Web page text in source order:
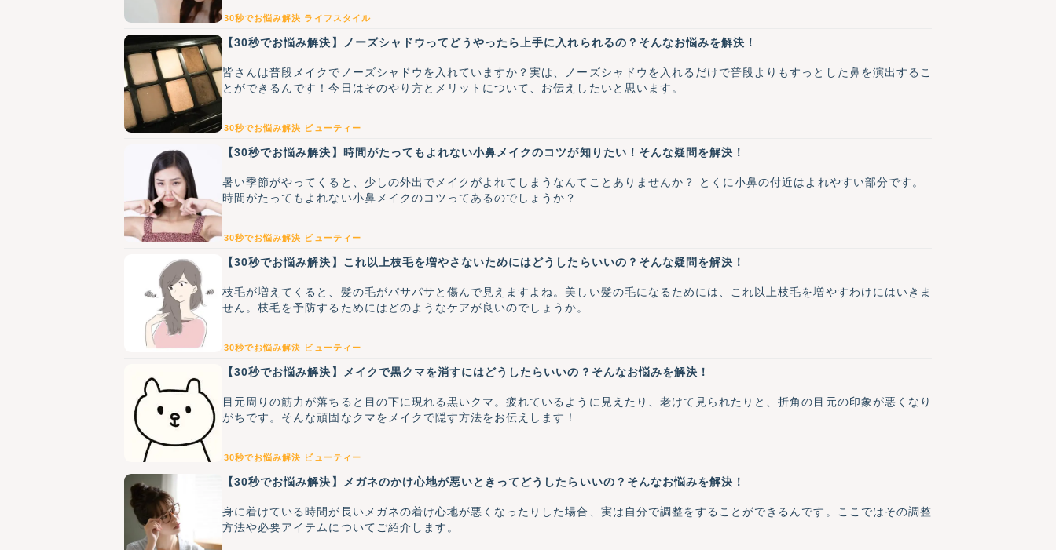
30秒でお悩み解決 ライフスタイル
【30秒でお悩み解決】ノーズシャドウってどうやったら上手に入れられるの？そんなお悩みを解決！
皆さんは普段メイクでノーズシャドウを入れていますか？実は、ノーズシャドウを入れるだけで普段よりもすっとした鼻を演出するこ
とができるんです！今日はそのやり方とメリットについて、お伝えしたいと思います。
30秒でお悩み解決 ビューティー
【30秒でお悩み解決】時間がたってもよれない小鼻メイクのコツが知りたい！そんな疑問を解決！
暑い季節がやってくると、少しの外出でメイクがよれてしまうなんてことありませんか？ とくに小鼻の付近はよれやすい部分です。
時間がたってもよれない小鼻メイクのコツってあるのでしょうか？
30秒でお悩み解決 ビューティー
【30秒でお悩み解決】これ以上枝毛を増やさないためにはどうしたらいいの？そんな疑問を解決！
枝毛が増えてくると、髪の毛がパサパサと傷んで見えますよね。美しい髪の毛になるためには、これ以上枝毛を増やすわけにはいきま
せん。枝毛を予防するためにはどのようなケアが良いのでしょうか。
30秒でお悩み解決 ビューティー
【30秒でお悩み解決】メイクで黒クマを消すにはどうしたらいいの？そんなお悩みを解決！
目元周りの筋力が落ちると目の下に現れる黒いクマ。疲れているように見えたり、老けて見られたりと、折角の目元の印象が悪くなり
がちです。そんな頑固なクマをメイクで隠す方法をお伝えします！
30秒でお悩み解決 ビューティー
【30秒でお悩み解決】メガネのかけ心地が悪いときってどうしたらいいの？そんなお悩みを解決！
身に着けている時間が長いメガネの着け心地が悪くなったりした場合、実は自分で調整をすることができるんです。ここではその調整
方法や必要アイテムについてご紹介します。